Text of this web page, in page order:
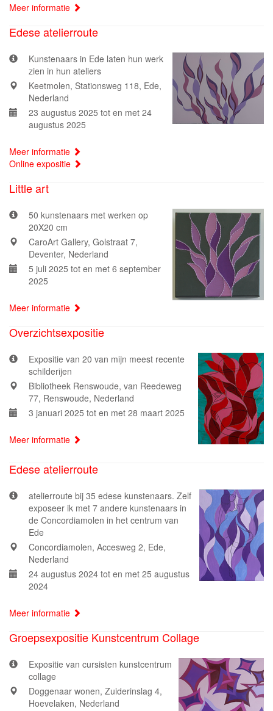
Meer informatie
Edese atelierroute
Kunstenaars in Ede laten hun werk
zien in hun ateliers
Keetmolen, Stationsweg 118, Ede,
Nederland
23 augustus 2025 tot en met 24
augustus 2025
Meer informatie
Online expositie
Little art
50 kunstenaars met werken op
20X20 cm
CaroArt Gallery, Golstraat 7,
Deventer, Nederland
5 juli 2025 tot en met 6 september
2025
Meer informatie
Overzichtsexpositie
Expositie van 20 van mijn meest recente
schilderijen
Bibliotheek Renswoude, van Reedeweg
77, Renswoude, Nederland
3 januari 2025 tot en met 28 maart 2025
Meer informatie
Edese atelierroute
atelierroute bij 35 edese kunstenaars. Zelf
exposeer ik met 7 andere kunstenaars in
de Concordiamolen in het centrum van
Ede
Concordiamolen, Accesweg 2, Ede,
Nederland
24 augustus 2024 tot en met 25 augustus
2024
Meer informatie
Groepsexpositie Kunstcentrum Collage
Expositie van cursisten kunstcentrum
collage
Doggenaar wonen, Zuiderinslag 4,
Hoevelaken, Nederland